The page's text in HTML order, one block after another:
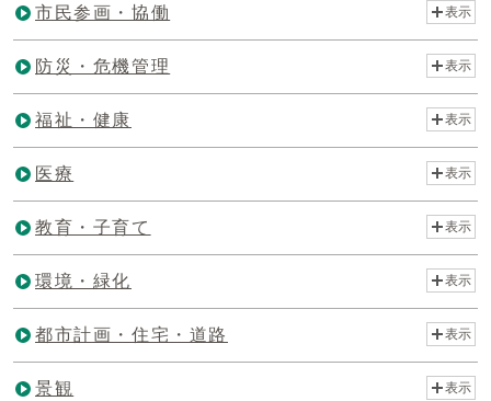
市民参画・協働 表示
防災・危機管理 表示
福祉・健康 表示
医療 表示
教育・子育て 表示
環境・緑化 表示
都市計画・住宅・道路 表示
景観 表示